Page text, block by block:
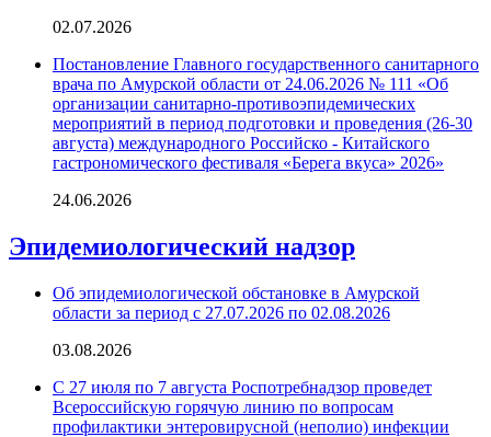
02.07.2026
Постановление Главного государственного санитарного
врача по Амурской области от 24.06.2026 № 111 «Об
организации санитарно-противоэпидемических
мероприятий в период подготовки и проведения (26-30
августа) международного Российско - Китайского
гастрономического фестиваля «Берега вкуса» 2026»
24.06.2026
Эпидемиологический надзор
Об эпидемиологической обстановке в Амурской
области за период с 27.07.2026 по 02.08.2026
03.08.2026
С 27 июля по 7 августа Роспотребнадзор проведет
Всероссийскую горячую линию по вопросам
профилактики энтеровирусной (неполио) инфекции